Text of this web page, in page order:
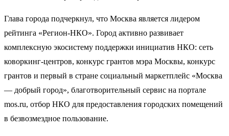
Глава города подчеркнул, что Москва является лидером
рейтинга «Регион-НКО». Город активно развивает
комплексную экосистему поддержки инициатив НКО: сеть
коворкинг-центров, конкурс грантов мэра Москвы, конкурс
грантов и первый в стране социальный маркетплейс «Москва
— добрый город», благотворительный сервис на портале
mos.ru, отбор НКО для предоставления городских помещений
в безвозмездное пользование.